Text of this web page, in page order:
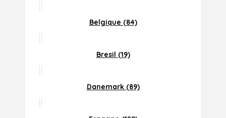
Belgique (84)
Bresil (19)
Danemark (89)